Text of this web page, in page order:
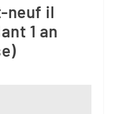
neuf il
1 an